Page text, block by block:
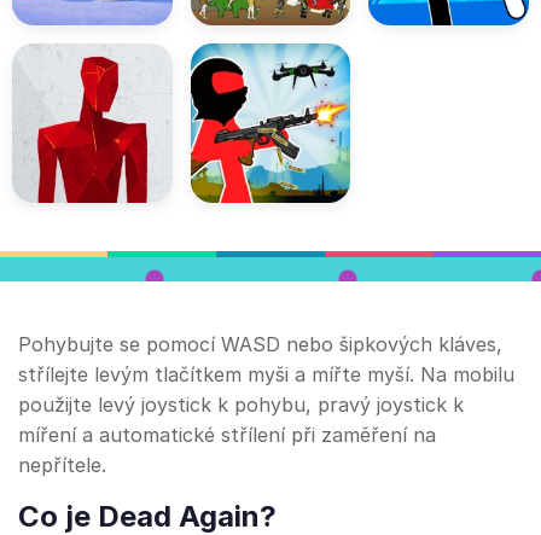
Pohybujte se pomocí WASD nebo šipkových kláves,
střílejte levým tlačítkem myši a mířte myší. Na mobilu
použijte levý joystick k pohybu, pravý joystick k
míření a automatické střílení při zaměření na
nepřítele.
Co je Dead Again?